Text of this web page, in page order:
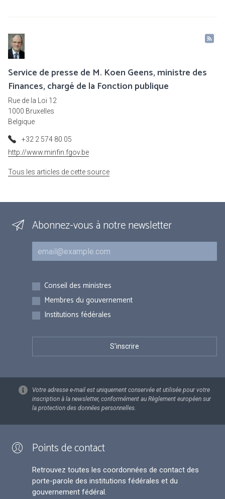
Service de presse de M. Koen Geens, ministre des
Finances, chargé de la Fonction publique
Rue de la Loi 12
1000 Bruxelles
Belgique
+32 2 574 80 05
http://www.minfin.fgov.be
Tous les articles de cette source
Abonnez-vous à notre newsletter
Courriel
Inscriptions
Conseil des ministres
Membres du gouvernement
Institutions fédérales
Votre adresse e-mail est uniquement conservée et utilisée pour votre
inscription à la newsletter, conformément au Règlement européen sur
la protection des données personnelles.
Points de contact
Retrouvez toutes les coordonnées de contact des
porte-parole des institutions fédérales et du
gouvernement fédéral.